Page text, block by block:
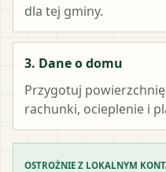
dla tej gminy.
3. Dane o domu
Przygotuj
rachunki, ocieplenie i
OSTROŻNIE Z LOKALNYM